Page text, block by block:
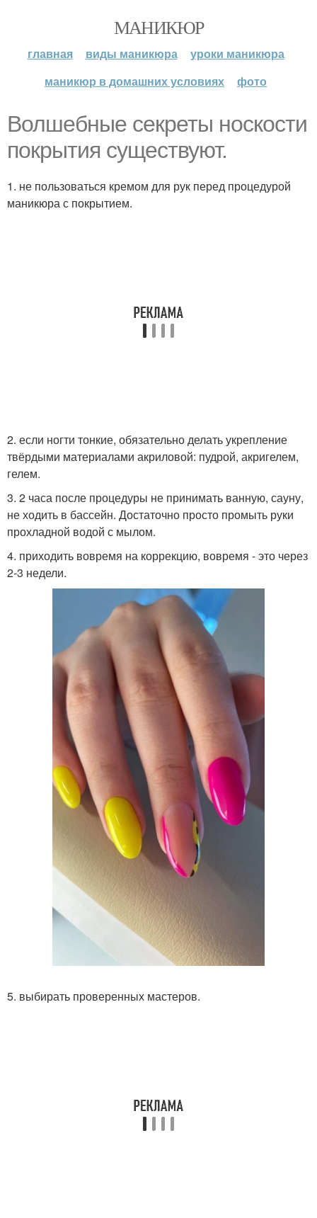
МАНИКЮР
главная виды маникюра
уроки маникюра
маникюр в домашних условиях
фото
Волшебные секреты носкости
покрытия существуют.
1. не пользоваться кремом для рук перед процедурой
маникюра с покрытием.
2. если ногти тонкие, обязательно делать укрепление
твёрдыми материалами акриловой: пудрой, акригелем,
гелем.
3. 2 часа после процедуры не принимать ванную, сауну,
не ходить в бассейн. Достаточно просто промыть руки
прохладной водой с мылом.
4. приходить вовремя на коррекцию, вовремя - это через
2-3 недели.
5. выбирать проверенных мастеров.